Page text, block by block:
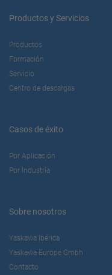
Productos y Servicios
Productos
Formación
Servicio
Centro de descargas
Casos de éxito
Por Aplicación
Por Industria
Sobre nosotros
Yaskawa Ibérica
Yaskawa Europe Gmbh
Contacto